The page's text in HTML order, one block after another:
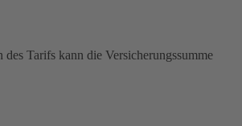
Tarifs kann die Versicherungssumme